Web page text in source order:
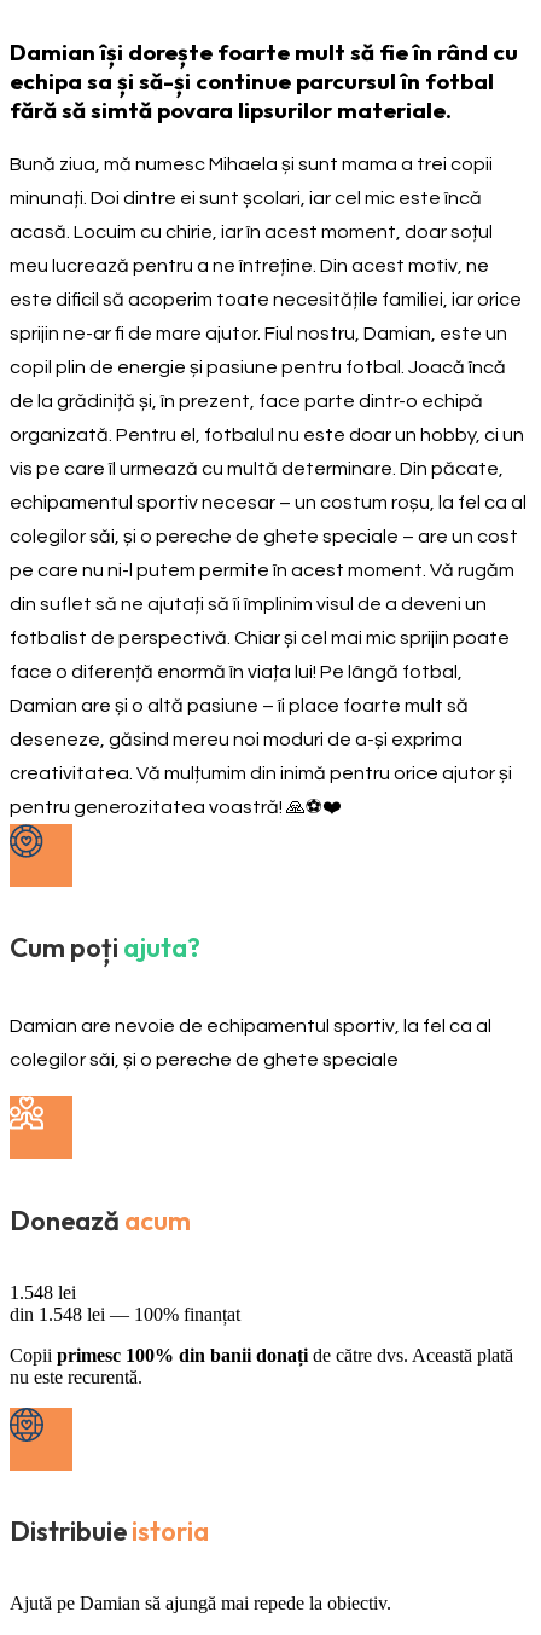
Damian își dorește foarte mult să fie în rând cu
echipa sa și să-și continue parcursul în fotbal
fără să simtă povara lipsurilor materiale.
Bună ziua, mă numesc Mihaela și sunt mama a trei copii
minunați. Doi dintre ei sunt școlari, iar cel mic este încă
acasă. Locuim cu chirie, iar în acest moment, doar soțul
meu lucrează pentru a ne întreține. Din acest motiv, ne
este dificil să acoperim toate necesitățile familiei, iar orice
sprijin ne-ar fi de mare ajutor. Fiul nostru, Damian, este un
copil plin de energie și pasiune pentru fotbal. Joacă încă
de la grădiniță și, în prezent, face parte dintr-o echipă
organizată. Pentru el, fotbalul nu este doar un hobby, ci un
vis pe care îl urmează cu multă determinare. Din păcate,
echipamentul sportiv necesar – un costum roșu, la fel ca al
colegilor săi, și o pereche de ghete speciale – are un cost
pe care nu ni-l putem permite în acest moment. Vă rugăm
din suflet să ne ajutați să îi împlinim visul de a deveni un
fotbalist de perspectivă. Chiar și cel mai mic sprijin poate
face o diferență enormă în viața lui! Pe lângă fotbal,
Damian are și o altă pasiune – îi place foarte mult să
deseneze, găsind mereu noi moduri de a-și exprima
creativitatea. Vă mulțumim din inimă pentru orice ajutor și
pentru generozitatea voastră! 🙏⚽❤️
Cum poți ajuta?
Damian are nevoie de echipamentul sportiv, la fel ca al
colegilor săi, și o pereche de ghete speciale
Donează acum
1.548 lei
din 1.548 lei — 100% finanțat
Copii primesc 100% din banii donați de către dvs. Această plată
nu este recurentă.
Distribuieistoria
Ajută pe Damian să ajungă mai repede la obiectiv.